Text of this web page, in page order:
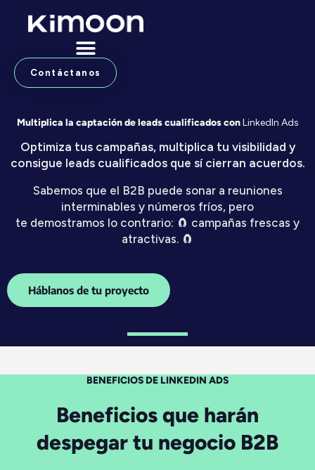
Contáctanos
Multiplica la captación de leads cualificados conLinkedIn Ads
Optimiza tus campañas, multiplica tu visibilidad y
consigue leads cualificados que sí cierran acuerdos.
Sabemos que el B2B puede sonar a reuniones
interminables y números fríos, pero
te demostramos lo contrario: 🧲 campañas frescas y
atractivas. 🧲
Háblanos de tu proyecto
BENEFICIOS DE LINKEDIN ADS
Beneficios que harán
despegar tu negocio B2B